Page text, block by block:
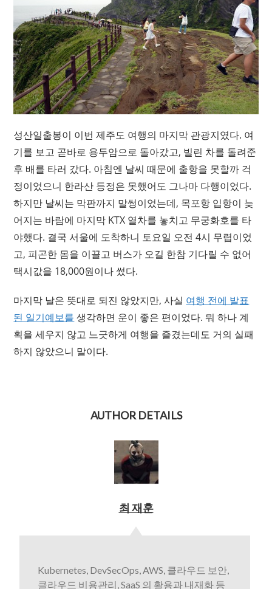
성산일출봉이 이번 제주도 여행의 마지막 관광지였다. 여
기를 보고 곧바로 용두암으로 돌아갔고, 빌린 차를 돌려준
후 배를 타러 갔다. 아침엔 날씨 때문에 출항을 못할까 걱
정이었으니 한라산 등정은 못했어도 그나마 다행이었다.
하지만 날씨는 막판까지 말썽이었는데, 목포항 입항이 늦
어지는 바람에 마지막 KTX 열차를 놓치고 무궁화호를 타
야했다. 결국 서울에 도착하니 토요일 오전 4시 무렵이었
고, 피곤한 몸을 이끌고 버스가 오길 한참 기다릴 수 없어
택시값을 18,000원이나 썼다.
마지막 날은 뜻대로 되진 않았지만, 사실 여행 전에 발표
된 일기예보를 생각하면 운이 좋은 편이었다. 뭐 하나 계
획을 세우지 않고 느긋하게 여행을 즐겼는데도 거의 실패
하지 않았으니 말이다.
AUTHOR DETAILS
최 재훈
Kubernetes, DevSecOps, AWS, 클라우드 보안,
클라우드 비용관리, SaaS 의 활용과 내재화 등